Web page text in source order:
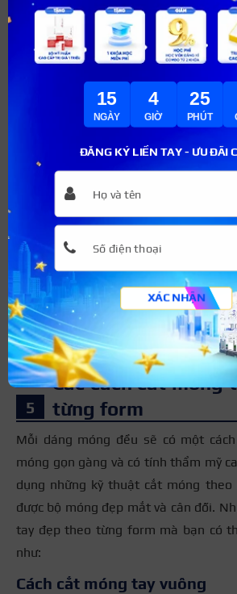
Móng nhọn: Kiểu móng dài nhọn
những kiểu bàn tay và móng tay,
mập và có dáng móng không đều.
Form móng tròn phù hợp với nhiều
nhau
Các cách cắt móng
từng form
Mỗi dáng móng đều sẽ có một
móng gọn gàng và có tính thẩm mỹ
dụng những kỹ thuật cắt móng theo
được bộ móng đẹp mắt và cân đối.
tay đẹp theo từng form mà bạn có
như:
Cách cắt móng tay vuông
ĐĂNG KÝ LIỀN TAY - ƯU ĐÃI
15
NGÀY
4
GIỜ
24
PHÚT
XÁC NHẬN